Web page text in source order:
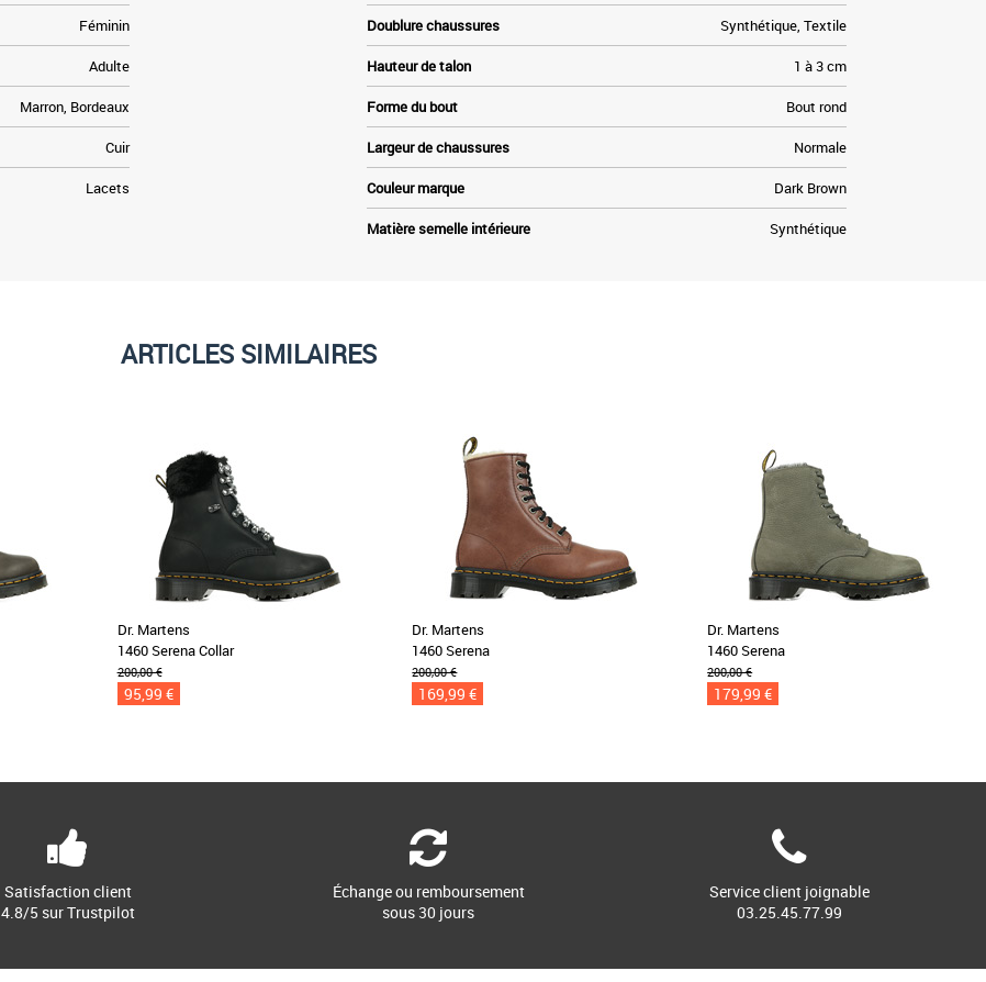
Féminin
Adulte
Marron, Bordeaux
Cuir
Lacets
Doublure chaussures Synthétique, Textile
Hauteur de talon 1 à 3 cm
Forme du bout Bout rond
Largeur de chaussures Normale
Couleur marque Dark Brown
Matière semelle intérieure Synthétique
ARTICLES SIMILAIRES
Dr. Martens
1460 Serena Collar
200,00 €
95,99 €
Dr. Martens
1460 Serena
200,00 €
169,99 €
Dr. Martens
1460 Serena
200,00 €
179,99 €
Satisfaction client
4.8/5 sur Trustpilot
Échange ou remboursement
sous 30 jours
Service client joignable
03.25.45.77.99